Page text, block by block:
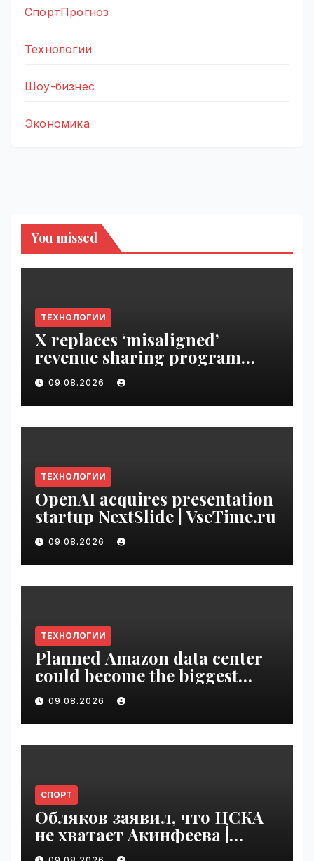
СпортПрогноз
Технологии
Шоу-бизнес
Экономика
You missed
ТЕХНОЛОГИИ
X replaces ‘misaligned’
revenue sharing program
with Original Content
Rewards | VseTime.ru
09.08.2026
ТЕХНОЛОГИИ
OpenAI acquires presentation
startup NextSlide | VseTime.ru
09.08.2026
ТЕХНОЛОГИИ
Planned Amazon data center
could become the biggest
climate polluter in the U.S. |
VseTime.ru
09.08.2026
СПОРТ
Обляков заявил, что ЦСКА
не хватает Акинфеева |
VseTime.ru